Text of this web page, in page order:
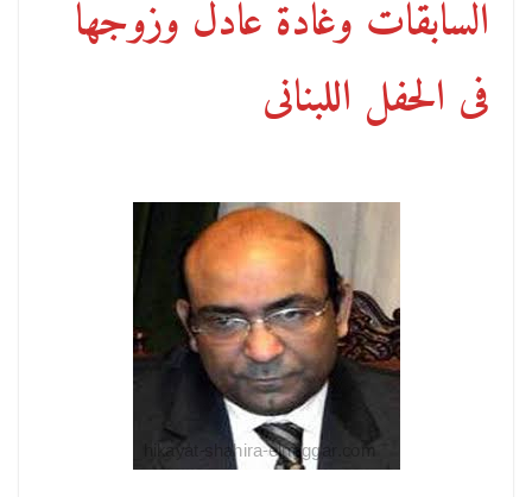
السابقات وغادة عادل وزوجها
فى الحفل اللبنانى